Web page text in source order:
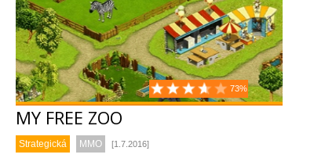
73%
MY FREE ZOO
Strategická MMO [1.7.2016]